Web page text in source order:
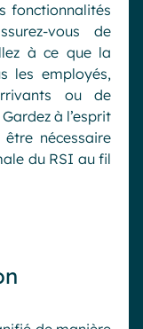
fonctionnalités
vous de
à ce que la
les employés,
ou de
à l’esprit
nécessaire
du RSI au fil